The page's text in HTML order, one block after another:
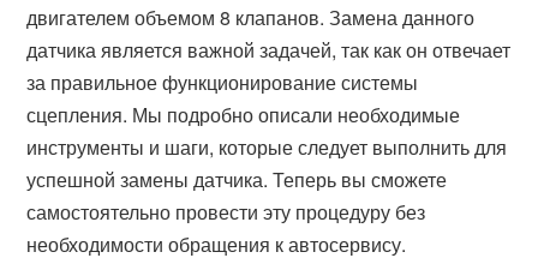
двигателем объемом 8 клапанов. Замена данного
датчика является важной задачей, так как он отвечает
за правильное функционирование системы
сцепления. Мы подробно описали необходимые
инструменты и шаги, которые следует выполнить для
успешной замены датчика. Теперь вы сможете
самостоятельно провести эту процедуру без
необходимости обращения к автосервису.